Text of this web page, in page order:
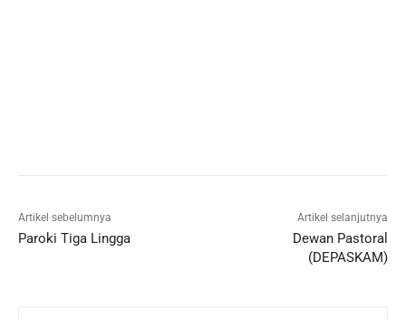
Artikel sebelumnya
Paroki Tiga Lingga
Artikel selanjutnya
Dewan Pastoral
(DEPASKAM)